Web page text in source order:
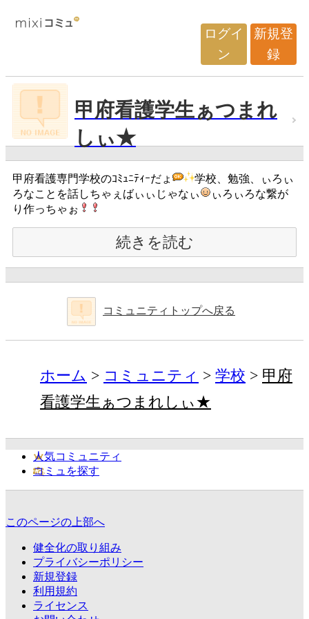
ログイ
ン
新規登
録
甲府看護学生ぁつまれ
しぃ★
甲府看護専門学校のｺﾐｭﾆﾃｨｰだょ
学校、勉強、ぃろぃ
ろなことを話しちゃぇばぃぃじゃなぃ
ぃろぃろな繋が
り作っちゃぉ
続きを読む
コミュニティトップへ戻る
ホーム コミュニティ 学校
甲府
看護学生ぁつまれしぃ★
人気コミュニティ
コミュを探す
このページの上部へ
健全化の取り組み
プライバシーポリシー
新規登録
利用規約
ライセンス